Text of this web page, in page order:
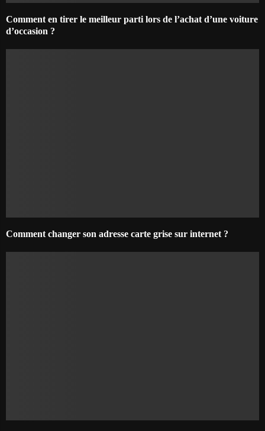
Comment en tirer le meilleur parti lors de l’achat d’une voiture
d’occasion ?
Comment changer son adresse carte grise sur internet ?